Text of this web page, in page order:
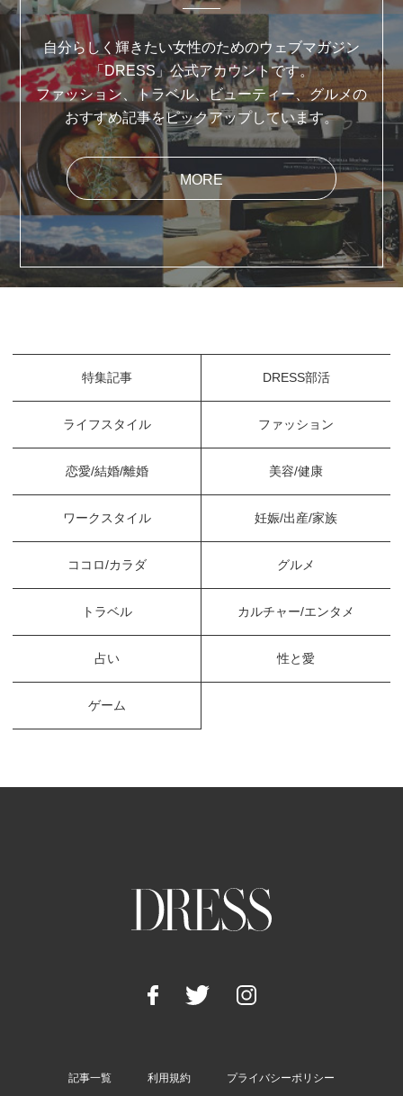
自分らしく輝きたい女性のためのウェブマガジン
「DRESS」公式アカウントです。
ファッション、トラベル、ビューティー、グルメの
おすすめ記事をピックアップしています。
MORE
特集記事 DRESS部活
ライフスタイル ファッション
恋愛/結婚/離婚 美容/健康
ワークスタイル 妊娠/出産/家族
ココロ/カラダ グルメ
トラベル カルチャー/エンタメ
占い 性と愛
ゲーム
記事一覧 利用規約 プライバシーポリシー